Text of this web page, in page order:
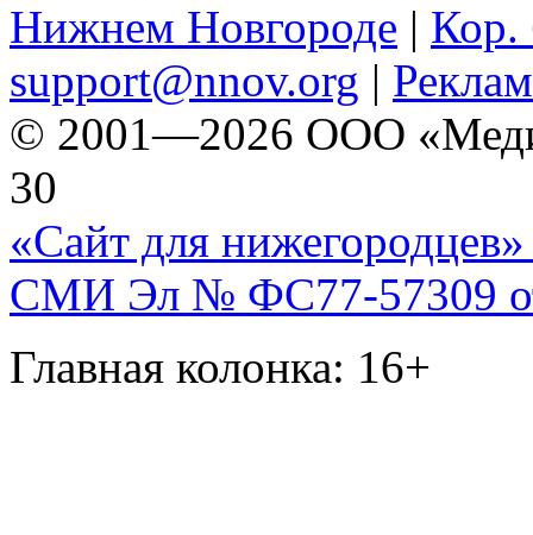
Нижнем Новгороде | Кор.
support@nnov.org |
© 2001—2026 ООО
30
«Сайт для нижегородцев»
СМИ Эл № ФС77-57309
Главная колонка: 16+